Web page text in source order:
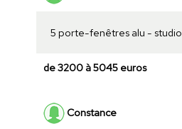
5 porte-fenêtres alu - studio
de 3200 à 5045 euros
Constance